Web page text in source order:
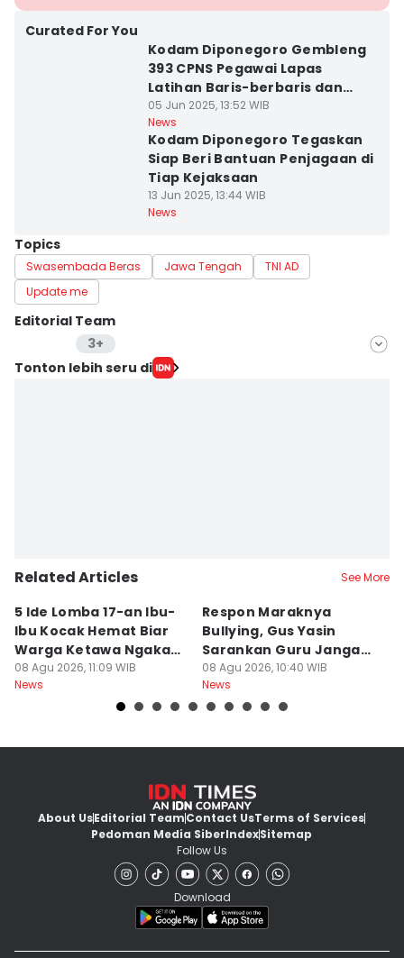
Curated For You
Kodam Diponegoro Gembleng
393 CPNS Pegawai Lapas
Latihan Baris-berbaris dan
Merangkak
05 Jun 2025, 13:52 WIB
News
Kodam Diponegoro Tegaskan
Siap Beri Bantuan Penjagaan di
Tiap Kejaksaan
13 Jun 2025, 13:44 WIB
News
Topics
Swasembada Beras Jawa Tengah
TNI AD
Update me
Editorial Team
3+
Editor
Tonton lebih seru di
Related Articles See More
5 Ide Lomba 17-an Ibu-
Ibu Kocak Hemat Biar
Warga Ketawa Ngakak
Pas Hari Kemerdekaan
08 Agu 2026, 11:09 WIB
News
Respon Maraknya
Bullying, Gus Yasin
Sarankan Guru Jangan
Bebani Siswa
08 Agu 2026, 10:40 WIB
News
About UsEditorial TeamContact UsTerms of Services
Pedoman Media SiberIndexSitemap
Follow Us
Download